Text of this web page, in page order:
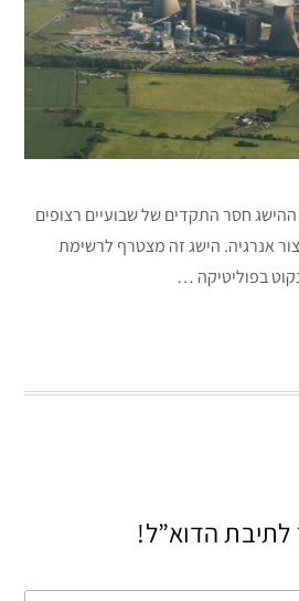
חסר התקדים של שבועיים רצופים
אנרגיה. הישג זה מצטרף לרשימת
בפוליטיקה …
לתיבת הדוא”ל!